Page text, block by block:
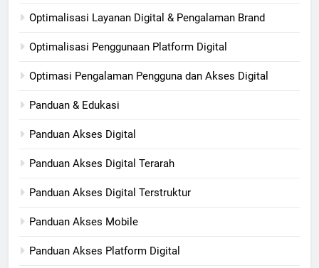
Optimalisasi Layanan Digital & Pengalaman Brand
Optimalisasi Penggunaan Platform Digital
Optimasi Pengalaman Pengguna dan Akses Digital
Panduan & Edukasi
Panduan Akses Digital
Panduan Akses Digital Terarah
Panduan Akses Digital Terstruktur
Panduan Akses Mobile
Panduan Akses Platform Digital